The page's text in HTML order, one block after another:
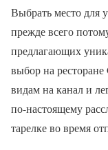
Выбрать место для
прежде всего
предлагающих
выбор на ресторане
видам на канал и
по-настоящему
тарелке во время